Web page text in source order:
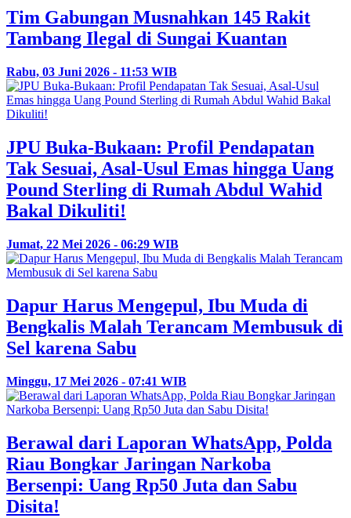
Tim Gabungan Musnahkan 145 Rakit
Tambang Ilegal di Sungai Kuantan
Rabu, 03 Juni 2026 - 11:53 WIB
JPU Buka-Bukaan: Profil Pendapatan
Tak Sesuai, Asal-Usul Emas hingga Uang
Pound Sterling di Rumah Abdul Wahid
Bakal Dikuliti!
Jumat, 22 Mei 2026 - 06:29 WIB
Dapur Harus Mengepul, Ibu Muda di
Bengkalis Malah Terancam Membusuk di
Sel karena Sabu
Minggu, 17 Mei 2026 - 07:41 WIB
Berawal dari Laporan WhatsApp, Polda
Riau Bongkar Jaringan Narkoba
Bersenpi: Uang Rp50 Juta dan Sabu
Disita!